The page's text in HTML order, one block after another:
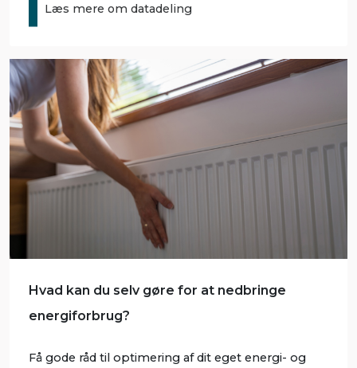
Læs mere om datadeling
Hvad kan du selv gøre for at nedbringe
energiforbrug?
Få gode råd til optimering af dit eget energi- og